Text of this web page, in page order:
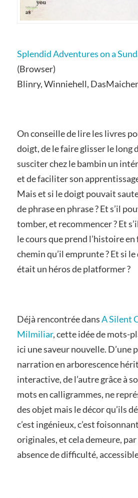
Splendid Adventures on a
(Browser)
Blinry, Winniehell,
On conseille de lire les livres
doigt, de le faire glisser le long
susciter chez le bambin un
et de faciliter son
Mais et si le doigt pouvait
de phrase en phrase ? Et s’il
tomber, et recommencer ? Et
le cours que prend l’histoire
chemin qu’il emprunte ? Et si
était un héros de platformer ?
Déjà rencontrée dansA Silent
Milmiliar, cette idée de mots-
ici une saveur nouvelle. D’une
narration en arborescence
interactive, de l’autre grâce à
mots en calligrammes, ne
des objet mais le décor qu’ils
c’est ingénieux, c’est
originales, et cela demeure,
absence de difficulté,